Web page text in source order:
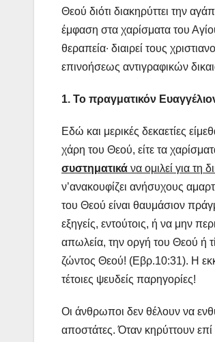
Θεού διότι διακηρύττει την
έμφαση στα χαρίσματα του
θεραπεία∙ διαιρεί τους
επινοήσεως αντιγραφικών
1. Το πραγματικόν
Εδώ και μερικές δεκαετίες
χάρη του Θεού, είτε τα
συστηματικά να ομιλεί για τη
ν’ανακουφίζει ανήσυχους
του Θεού είναι θαυμάσιον
εξηγείς, εντούτοις, ή να μην
απωλεία, την οργή του Θεού ή
ζώντος Θεού! (Εβρ.10:31). Η
τέτοιες ψευδείς παρηγορίες!
Οι άνθρωποι δεν θέλουν να
αποστάτες. Όταν κηρύττουν